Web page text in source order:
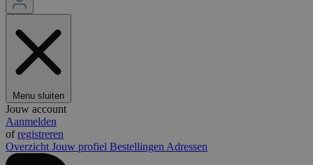
Menu sluiten
Jouw account
Aanmelden
ofregistreren
Overzicht Jouw profiel Bestellingen Adressen